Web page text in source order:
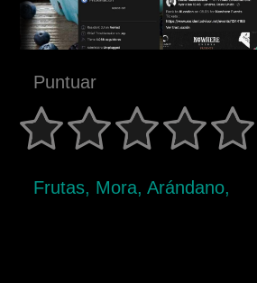
Puntuar
Frutas, Mora, Arándano,